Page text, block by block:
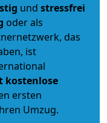
und stressfrei
oder als
das
ist
kostenlose
ersten
Umzug.